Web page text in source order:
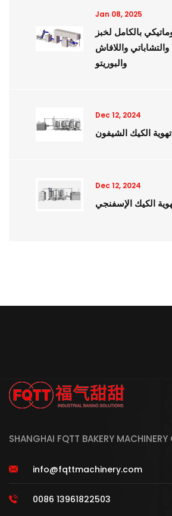
Jan 08, 2025
بالكامل لخبز
والتشاباتي واللافاش
والبوريتو
Dec 12, 2024
الكيك الشيفون
Dec 12, 2024
الكيك الإسفنجي
SHANGHAI FQTT BAKERY MACHINERY
info@fqttmachinery.com
0086 13961822503